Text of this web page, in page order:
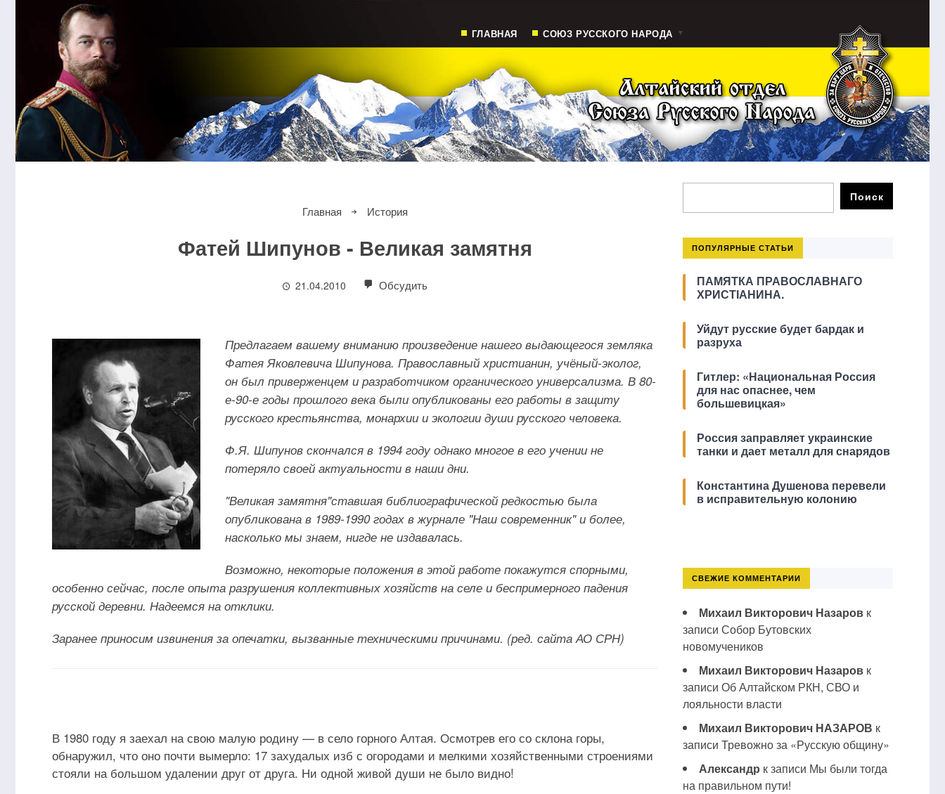
ГЛАВНАЯ СОЮЗ РУССКОГО НАРОДА
Главная История
Фатей Шипунов - Великая замятня
21.04.2010 Обсудить
Предлагаем вашему вниманию произведение нашего выдающегося земляка
Фатея Яковлевича Шипунова. Православный христианин, учёный-эколог,
он был приверженцем и разработчиком органического универсализма. В 80-
е-90-е годы прошлого века были опубликованы его работы в защиту
русского крестьянства, монархии и экологии души русского человека.
Ф.Я. Шипунов скончался в 1994 году однако многое в его учении не
потеряло своей актуальности в наши дни.
"Великая замятня"ставшая библиографической редкостью была
опубликована в 1989-1990 годах в журнале "Наш современник" и более,
насколько мы знаем, нигде не издавалась.
Возможно, некоторые положения в этой работе покажутся спорными,
особенно сейчас, после опыта разрушения коллективных хозяйств на селе и беспримерного падения
русской деревни. Надеемся на отклики.
Заранее приносим извинения за опечатки, вызванные техническими причинами. (ред. сайта АО СРН)
В 1980 году я заехал на свою малую родину — в село горного Алтая. Осмотрев его со склона горы,
обнаружил, что оно почти вымерло: 17 захудалых изб с огородами и мелкими хозяйственными строениями
стояли на большом удалении друг от друга. Ни одной живой души не было видно!
ПОПУЛЯРНЫЕ СТАТЬИ
ПАМЯТКА ПРАВОСЛАВНАГО
ХРИСТІАНИНА.
Уйдут русские будет бардак и
разруха
Гитлер: «Национальная Россия
для нас опаснее, чем
большевицкая»
Россия заправляет украинские
танки и дает металл для снарядов
Константина Душенова перевели
в исправительную колонию
СВЕЖИЕ КОММЕНТАРИИ
Михаил Викторович Назаровк
записи Собор Бутовских
новомучеников
Михаил Викторович Назаровк
записи Об Алтайском РКН, СВО и
лояльности власти
Михаил Викторович НАЗАРОВ к
записи Тревожно за «Русскую общину»
Александр к записи Мы были тогда
на правильном пути!